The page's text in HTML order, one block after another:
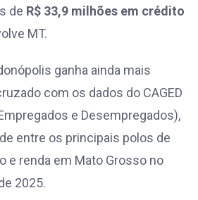
de R$ 33,9 milhões em crédito
MT.
ganha ainda mais
com os dados do CAGED
e Desempregados),
entre os principais polos de
e renda em Mato Grosso no
2025.